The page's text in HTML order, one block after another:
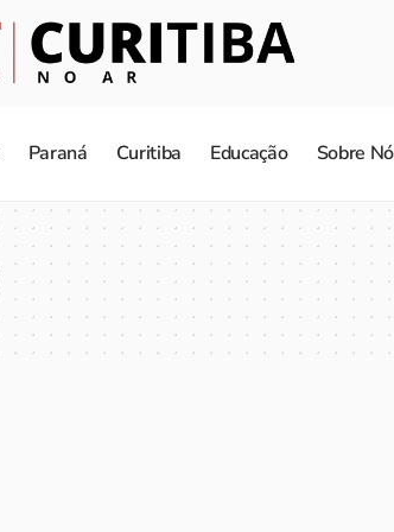
Paraná Curitiba Educação Sobre